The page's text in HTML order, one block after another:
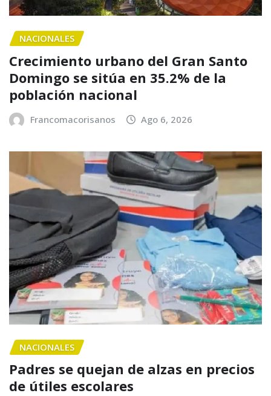
NACIONALES
Crecimiento urbano del Gran Santo
Domingo se sitúa en 35.2% de la
población nacional
Francomacorisanos Ago 6, 2026
NACIONALES
Padres se quejan de alzas en precios
de útiles escolares